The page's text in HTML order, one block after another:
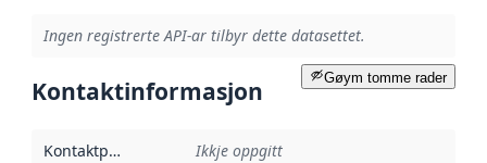
Ingen registrerte API-ar tilbyr dette datasettet.
Gøym tomme rader
Kontaktinformasjon
Kontaktpunkt Ikkje oppgitt